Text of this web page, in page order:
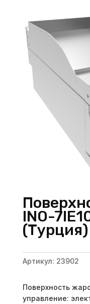
INO-
(Турция)
Артикул: 23902
Поверхность
управление: